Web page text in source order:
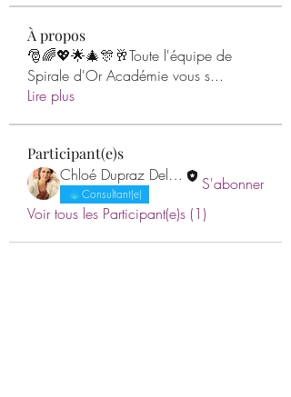
À propos
🎅🌈💖🌟🎄🎊🥂Toute l'équipe de
Spirale d'Or Académie vous s...
Lire plus
Participant(e)s
Chloé Dupraz Delourme
Consultant(e)
S'abonner
Voir tous les Participant(e)s (1)